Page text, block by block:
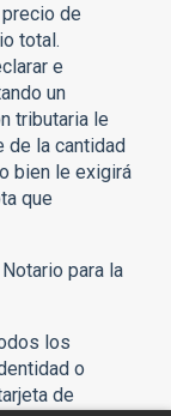
de
total.
e
un
tributaria le
de la cantidad
bien le exigirá
que
para la
los
o
de